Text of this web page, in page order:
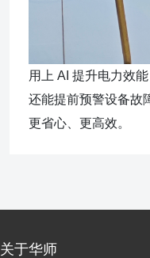
用上 AI 提升电力效
还能提前预警设备故
更省心、更高效。
关于华师